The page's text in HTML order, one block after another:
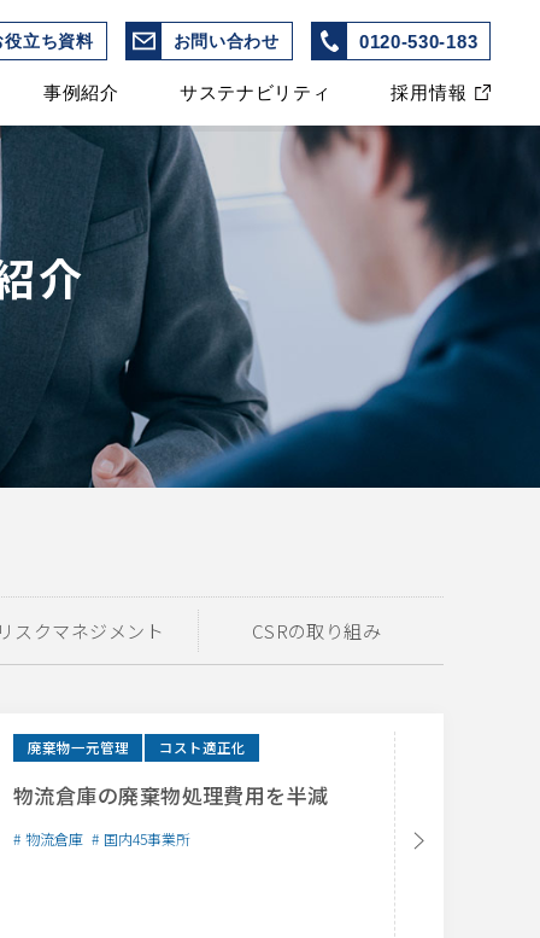
役立ち資料 お問い合わせ 0120-530-183
事例紹介 サステナビリティ 採用情報
介
スクマネジメント CSRの取り組み
廃棄物一元管理 コスト適正化
物流倉庫の廃棄物処理費用を半減
物流倉庫 国内45事業所